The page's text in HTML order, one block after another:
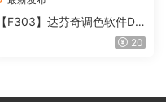
【F303】达芬奇调色软件Da
Vinci Resolve Studio21.0.320